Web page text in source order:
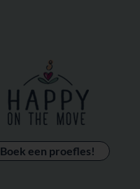
Boek een proefles!